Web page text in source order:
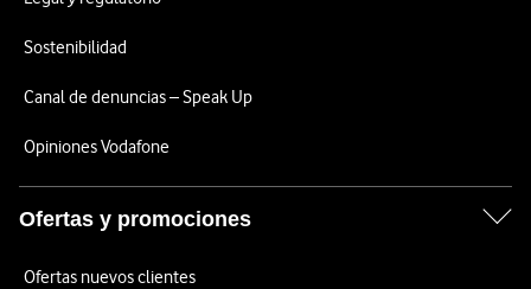
Sostenibilidad
Canal de denuncias – Speak Up
Opiniones Vodafone
Ofertas y promociones
Ofertas nuevos clientes